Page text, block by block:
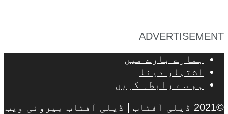
ADVERTISEMENT
ہمارے بارے میں
اشتہار دینا
ہم سے رابطہ کریں
©2021 ڈیلی آفتاب | ڈیلی آفتاب بیرونی ویب